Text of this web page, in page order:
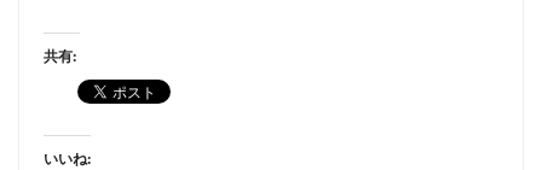
共有:
いいね: